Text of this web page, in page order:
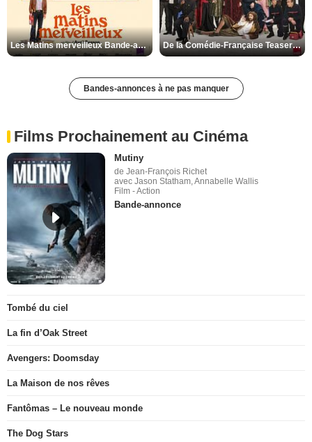
Les Matins merveilleux Bande-annonce VF De la Comédie-Française Teaser VF
Bandes-annonces à ne pas manquer
Films Prochainement au Cinéma
Mutiny
de Jean-François Richet
avec Jason Statham, Annabelle Wallis
Film - Action
Bande-annonce
Tombé du ciel
La fin d’Oak Street
Avengers: Doomsday
La Maison de nos rêves
Fantômas – Le nouveau monde
The Dog Stars